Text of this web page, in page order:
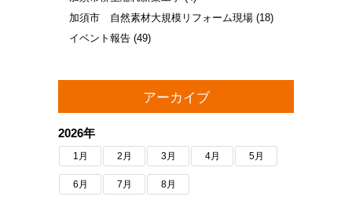
加須市 自然素材大規模リフォーム現場 (18)
イベント報告 (49)
アーカイブ
2026年
1月 2月 3月 4月 5月
6月 7月 8月